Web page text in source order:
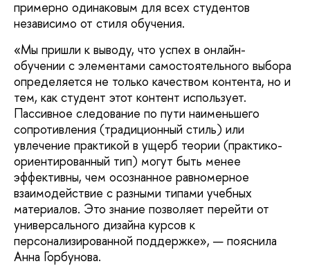
примерно одинаковым для всех студентов
независимо от стиля обучения.
«Мы пришли к выводу, что успех в онлайн-
обучении с элементами самостоятельного выбора
определяется не только качеством контента, но и
тем, как студент этот контент использует.
Пассивное следование по пути наименьшего
сопротивления (традиционный стиль) или
увлечение практикой в ущерб теории (практико-
ориентированный тип) могут быть менее
эффективны, чем осознанное равномерное
взаимодействие с разными типами учебных
материалов. Это знание позволяет перейти от
универсального дизайна курсов к
персонализированной поддержке», — пояснила
Анна Горбунова.